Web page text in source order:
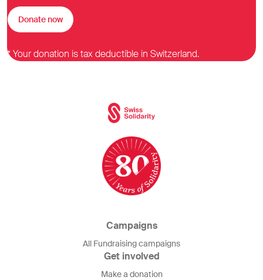
Donate now
* Your donation is tax deductible in Switzerland.
Campaigns
All Fundraising campaigns
Get involved
Make a donation